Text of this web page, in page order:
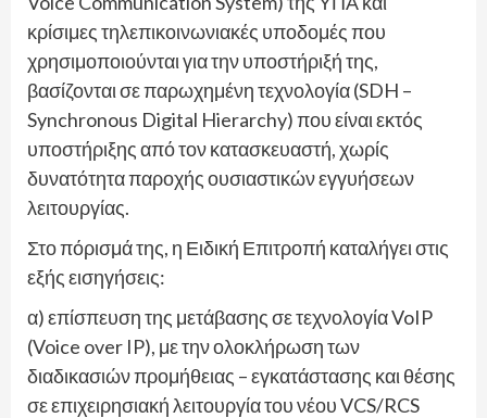
κρίσιμες τηλεπικοινωνιακές υποδομές που
χρησιμοποιούνται για την υποστήριξή της,
βασίζονται σε παρωχημένη τεχνολογία (SDH –
Synchronous Digital Hierarchy) που είναι εκτός
υποστήριξης από τον κατασκευαστή, χωρίς
δυνατότητα παροχής ουσιαστικών εγγυήσεων
λειτουργίας.
Στο πόρισμά της, η Ειδική Επιτροπή καταλήγει στις
εξής εισηγήσεις:
α) επίσπευση της μετάβασης σε τεχνολογία VoIP
(Voice over IP), με την ολοκλήρωση των
διαδικασιών προμήθειας – εγκατάστασης και θέσης
σε επιχειρησιακή λειτουργία του νέου VCS/RCS